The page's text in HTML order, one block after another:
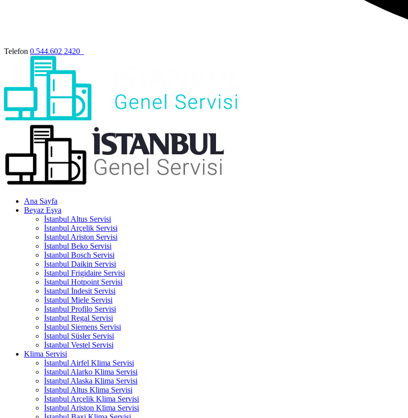
Telefon 0.544.602 2420
Ana Sayfa
Beyaz Eşya
İstanbul Altus Servisi
İstanbul Arçelik Servisi
İstanbul Ariston Servisi
İstanbul Beko Servisi
İstanbul Bosch Servisi
İstanbul Daikin Servisi
İstanbul Frigidaire Servisi
İstanbul Hotpoint Servisi
İstanbul İndesit Servisi
İstanbul Miele Servisi
İstanbul Profilo Servisi
İstanbul Regal Servisi
İstanbul Siemens Servisi
İstanbul Süsler Servisi
İstanbul Vestel Servisi
Klima Servisi
İstanbul Airfel Klima Servisi
İstanbul Alarko Klima Servisi
İstanbul Alaska Klima Servisi
İstanbul Altus Klima Servisi
İstanbul Arçelik Klima Servisi
İstanbul Ariston Klima Servisi